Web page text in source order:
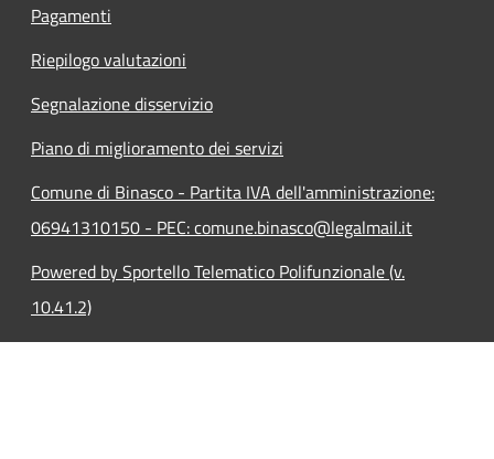
Pagamenti
Riepilogo valutazioni
Segnalazione disservizio
Piano di miglioramento dei servizi
Comune di Binasco - Partita IVA dell'amministrazione:
06941310150 - PEC: comune.binasco@legalmail.it
Powered by Sportello Telematico Polifunzionale (v.
10.41.2)